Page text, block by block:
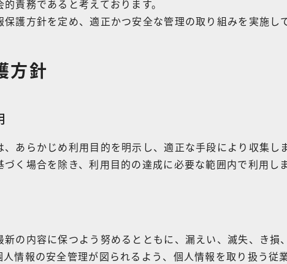
責務であると考えております。
護方針を定め、適正かつ安全な管理の取り組みを実施し
方針
あらかじめ利用目的を明示し、適正な手段により収集し
く場合を除き、利用目的の達成に必要な範囲内で利用しま
の内容に保つよう努めるとともに、漏えい、滅失、き損
情報の安全管理が図られるよう、個人情報を取り扱う従